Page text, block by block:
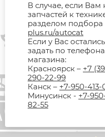
В случае, если
запчастей к
разделом подбора
plus.ru/autocat
Если у Вас
задать по
магазина:
Красноярск – +7
290-22-99
Канск – +7-950-413-
Минусинск - +7-
82-55